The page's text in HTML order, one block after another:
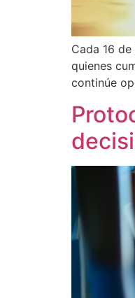
Cada 16
quienes
continúe